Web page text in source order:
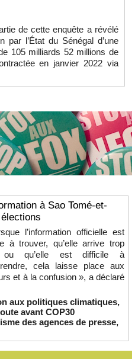
de cette enquête a révélé
par l’État du Sénégal d’une
105 milliards 52 millions de
en janvier 2022 via
à Sao Tomé-et-
l’information officielle est
à trouver, qu’elle arrive trop
qu’elle est difficile à
cela laisse place aux
et à la confusion », a déclaré
aux politiques climatiques,
avant COP30
des agences de presse,